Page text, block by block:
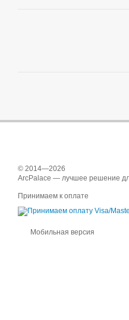
© 2014—2026
ArcPalace — лучшее решение
Принимаем к оплате
Мобильная версия